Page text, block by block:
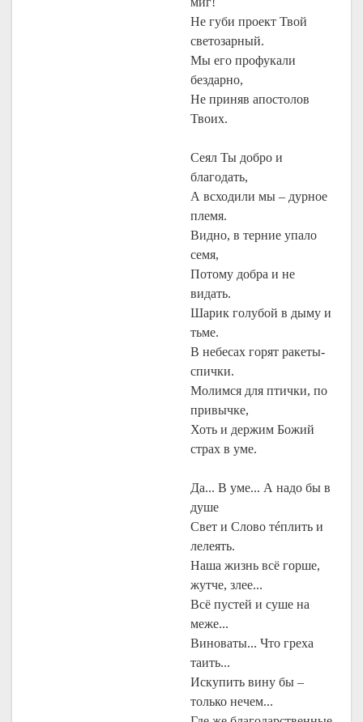
Не губи проект Твой
светозарный.
Мы его профукали
бездарно,
Не приняв апостолов
Твоих.
Сеял Ты добро и
благодать,
А всходили мы – дурное
племя.
Видно, в терние упало
семя,
Потому добра и не
видать.
Шарик голубой в дыму и
тьме.
В небесах горят ракеты-
спички.
Молимся для птички, по
привычке,
Хоть и держим Божий
страх в уме.
Да... В уме... А надо бы в
душе
Свет и Слово тéплить и
лелеять.
Наша жизнь всё горше,
жутче, злее...
Всё пустей и суше на
меже...
Виноваты... Что греха
таить...
Искупить вину бы –
только нечем...